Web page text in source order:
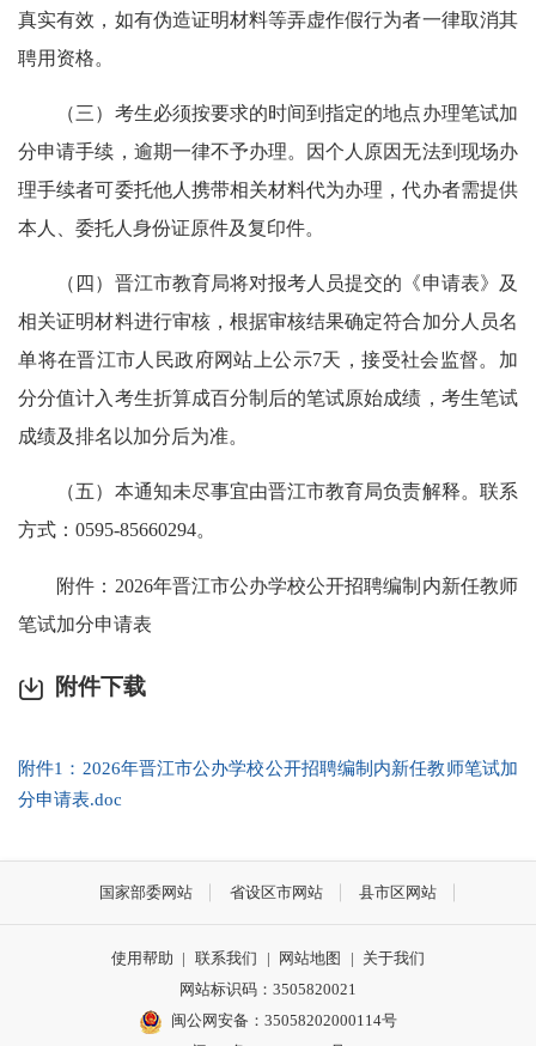
真实有效，如有伪造证明材料等弄虚作假行为者一律取消其
聘用资格。
（三）考生必须按要求的时间到指定的地点办理笔试加
分申请手续，逾期一律不予办理。因个人原因无法到现场办
理手续者可委托他人携带相关材料代为办理，代办者需提供
本人、委托人身份证原件及复印件。
（四）晋江市教育局将对报考人员提交的《申请表》及
相关证明材料进行审核，根据审核结果确定符合加分人员名
单将在晋江市人民政府网站上公示7天，接受社会监督。加
分分值计入考生折算成百分制后的笔试原始成绩，考生笔试
成绩及排名以加分后为准。
（五）本通知未尽事宜由晋江市教育局负责解释。联系
方式：0595-85660294。
附件：2026年晋江市公办学校公开招聘编制内新任教师
笔试加分申请表
附件下载
附件1：2026年晋江市公办学校公开招聘编制内新任教师笔试加
分申请表.doc
国家部委网站 省设区市网站 县市区网站
使用帮助 | 联系我们 | 网站地图 | 关于我们
网站标识码：3505820021
闽公网安备：35058202000114号